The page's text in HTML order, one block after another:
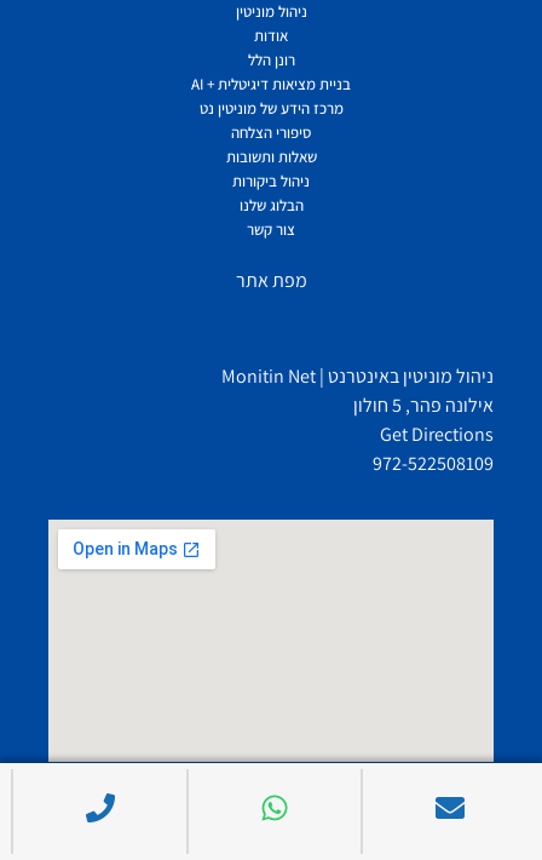
ניהול מוניטין
אודות
רונן הלל
בניית מציאות דיגיטלית + AI
מרכז הידע של מוניטין נט
סיפורי הצלחה
שאלות ותשובות
ניהול ביקורות
הבלוג שלנו
צור קשר
מפת אתר
ניהול מוניטין באינטרנט | Monitin Net
אילונה פהר, 5 חולון
Get Directions
972-522508109